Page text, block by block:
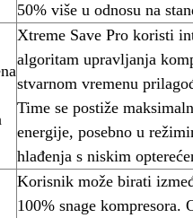
50% više u odnosu na
Xtreme Save Pro koristi
algoritam upravljanja
stvarnom vremenu
Time se postiže
energije, posebno u
hlađenja s niskim
Korisnik može birati
100% snage kompresora.